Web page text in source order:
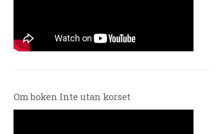
Om boken Inte utan korset